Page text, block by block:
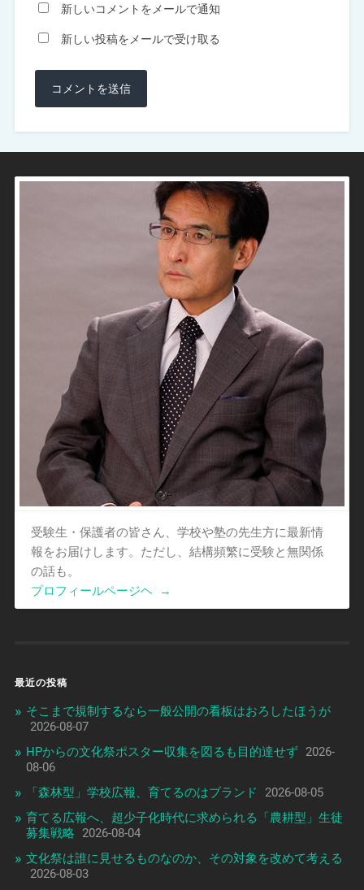
新しいコメントをメールで通知
新しい投稿をメールで受け取る
受験生・保護者の皆さん、学校や塾の先生方に最新情
報をお届けします。ただし、結構頻繁に受験と無関係
の話も。
プロフィールページヘ
→
最近の投稿
そこまで規制するなら一般公開の看板はおろしたほうが
2026-08-07
HPからの文化祭ポスター収集を図るも目的達せず
2026-
08-06
「森林型」学校広報、育てるのはブランド
2026-08-05
育てる広報へ、超少子化時代に求められる「農耕型」生徒
募集戦略
2026-08-04
文化祭は誰に見せるものなのか、その対象を改めて考える
2026-08-03